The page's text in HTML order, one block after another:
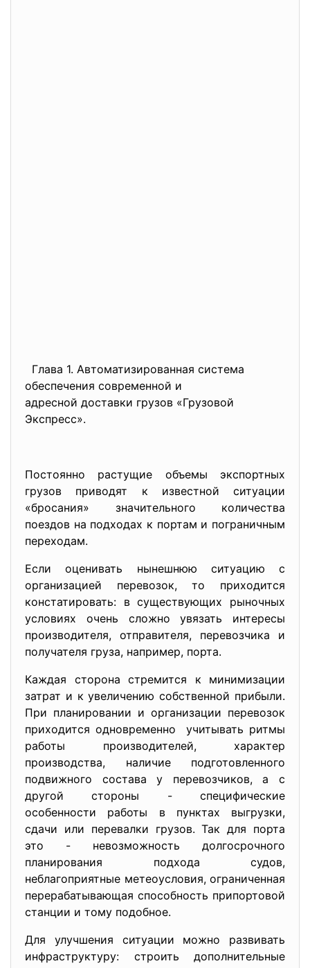
Глава 1. Автоматизированная система
обеспечения современной и
адресной доставки грузов «Грузовой
Экспресс».
Постоянно растущие объемы экспортных
грузов приводят к известной ситуации
«бросания» значительного количества
поездов на подходах к портам и пограничным
переходам.
Если оценивать нынешнюю ситуацию с
организацией перевозок, то приходится
констатировать: в существующих рыночных
условиях очень сложно увязать интересы
производителя, отправителя, перевозчика и
получателя груза, например, порта.
Каждая сторона стремится к минимизации
затрат и к увеличению собственной прибыли.
При планировании и организации перевозок
приходится одновременно учитывать ритмы
работы производителей, характер
производства, наличие подготовленного
подвижного состава у перевозчиков, а с
другой стороны - специфические
особенности работы в пунктах выгрузки,
сдачи или перевалки грузов. Так для порта
это - невозможность долгосрочного
планирования подхода судов,
неблагоприятные метеоусловия, ограниченная
перерабатывающая способность припортовой
станции и тому подобное.
Для улучшения ситуации можно развивать
инфраструктуру: строить дополнительные